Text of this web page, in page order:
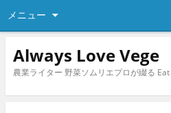
メニュー
Always Love Vege
農業ライター 野菜ソムリエプロが綴る